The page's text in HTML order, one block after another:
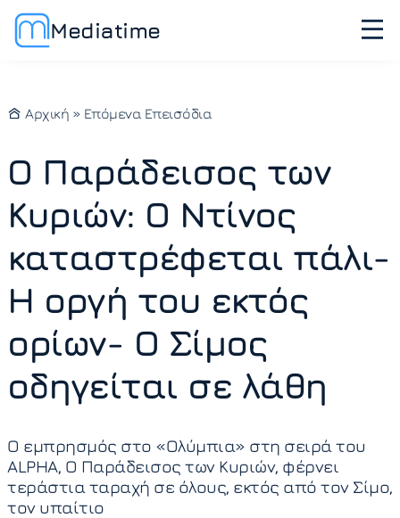
Mediatime
Αρχική » Επόμενα Επεισόδια
Ο Παράδεισος των
Κυριών: Ο Ντίνος
καταστρέφεται πάλι-
Η οργή του εκτός
ορίων- Ο Σίμος
οδηγείται σε λάθη
Ο εμπρησμός στο «Ολύμπια» στη σειρά του
ALPHA, Ο Παράδεισος των Κυριών, φέρνει
τεράστια ταραχή σε όλους, εκτός από τον Σίμο,
τον υπαίτιο